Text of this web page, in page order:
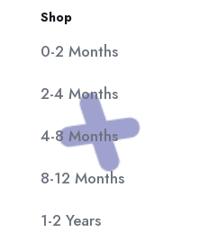
Shop
0-2 Months
2-4 Months
4-8 Months
8-12 Months
1-2 Years